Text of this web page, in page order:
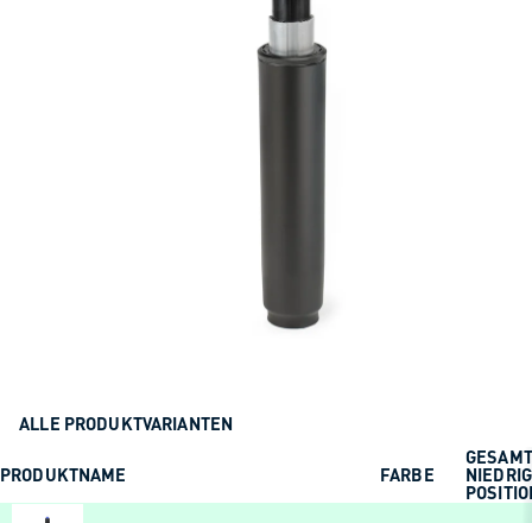
ALLE PRODUKTVARIANTEN
PRODUKTNAME FARBE